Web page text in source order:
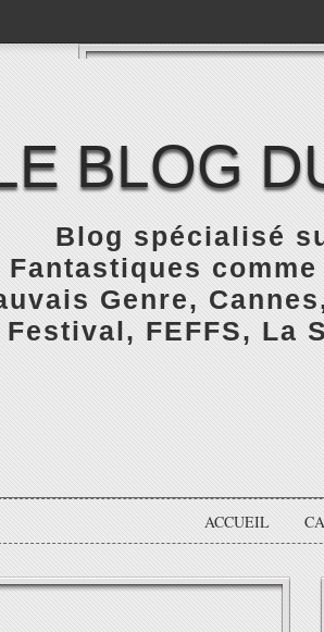
BLOG
Blog spécialisé
Fantastiques
Genre,
Festival, FEFFS, La
ACCUEIL